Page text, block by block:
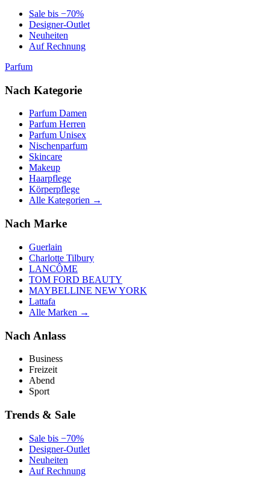
Sale bis −70%
Designer-Outlet
Neuheiten
Auf Rechnung
Parfum
Nach Kategorie
Parfum Damen
Parfum Herren
Parfum Unisex
Nischenparfum
Skincare
Makeup
Haarpflege
Körperpflege
Alle Kategorien →
Nach Marke
Guerlain
Charlotte Tilbury
LANCÔME
TOM FORD BEAUTY
MAYBELLINE NEW YORK
Lattafa
Alle Marken →
Nach Anlass
Business
Freizeit
Abend
Sport
Trends & Sale
Sale bis −70%
Designer-Outlet
Neuheiten
Auf Rechnung